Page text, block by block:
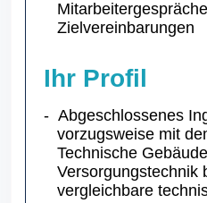
Zielvereinbarungen
Ihr Profil
Abgeschlossenes
vorzugsweise mit
Technische
Versorgungstechnik
vergleichbare